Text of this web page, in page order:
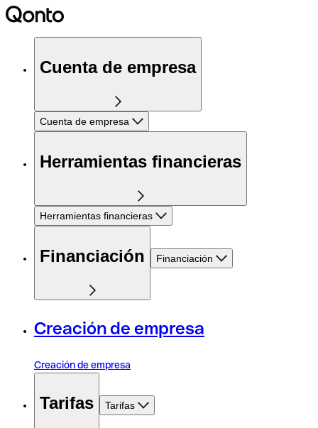
Cuenta de empresa
Cuenta de empresa
Herramientas financieras
Herramientas financieras
Financiación Financiación
Creación de empresa
Creación de empresa
Tarifas Tarifas